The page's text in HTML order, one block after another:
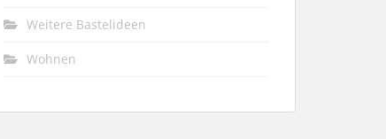
Weitere Bastelideen
Wohnen